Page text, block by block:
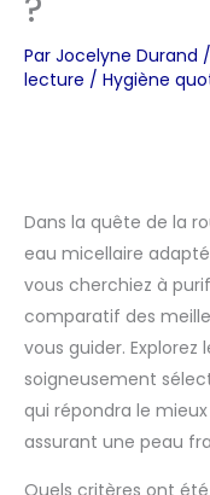
?
Par Jocelyne Durand /
lecture / Hygiène
Dans la quête de la
eau micellaire
vous cherchiez à
comparatif des
vous guider. Explorez
soigneusement
qui répondra le
assurant une peau